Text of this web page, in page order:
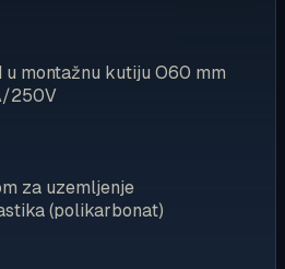
u montažnu kutiju O60 mm
250V
za uzemljenje
(polikarbonat)